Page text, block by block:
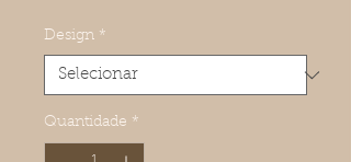
Design *
Quantidade *